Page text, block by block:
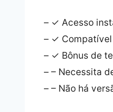
– ✓ Acesso
– ✓ Compatível
– ✓ Bônus de
– – Necessita
– – Não há